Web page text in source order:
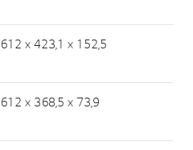
612 × 423,1 × 152,5
612 × 368,5 × 73,9